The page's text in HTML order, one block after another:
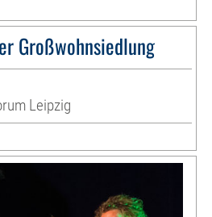
Großwohnsiedlung
Leipzig